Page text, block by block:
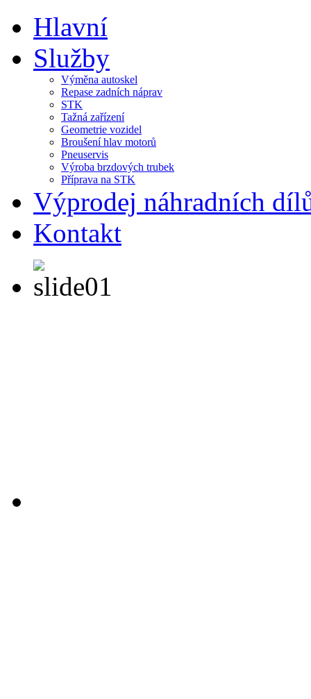
Hlavní
Služby
Výměna autoskel
Repase zadních náprav
STK
Tažná zařízení
Geometrie vozidel
Broušení hlav motorů
Pneuservis
Výroba brzdových trubek
Příprava na STK
Výprodej náhradních
Kontakt